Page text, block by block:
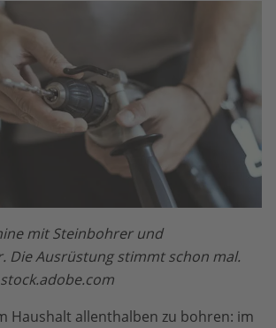
mit Steinbohrer und
Die Ausrüstung stimmt schon mal.
Haushalt allenthalben zu bohren: im